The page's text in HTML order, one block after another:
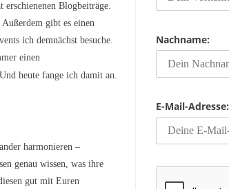
Blogbeiträge.
gibt es einen
ich demnächst besuche.
einen
heute fange ich damit an.
harmonieren –
genau wissen, was ihre
gut mit Euren
Nachname:
E-Mail-Adresse: